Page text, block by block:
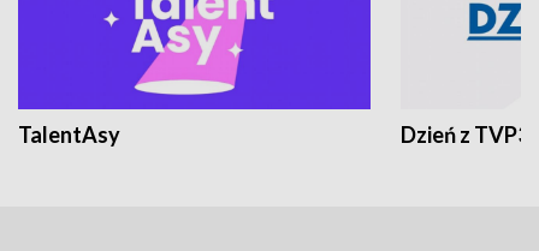
TalentAsy Dzień z TVP3